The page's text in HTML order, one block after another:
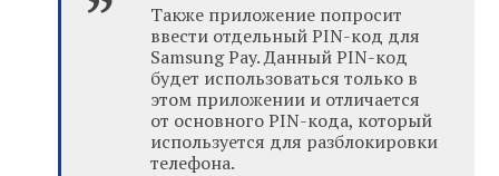
Также приложение попросит
ввести отдельный PIN-код для
Samsung Pay. Данный PIN-код
будет использоваться только в
этом приложении и отличается
от основного PIN-кода, который
используется для разблокировки
телефона.